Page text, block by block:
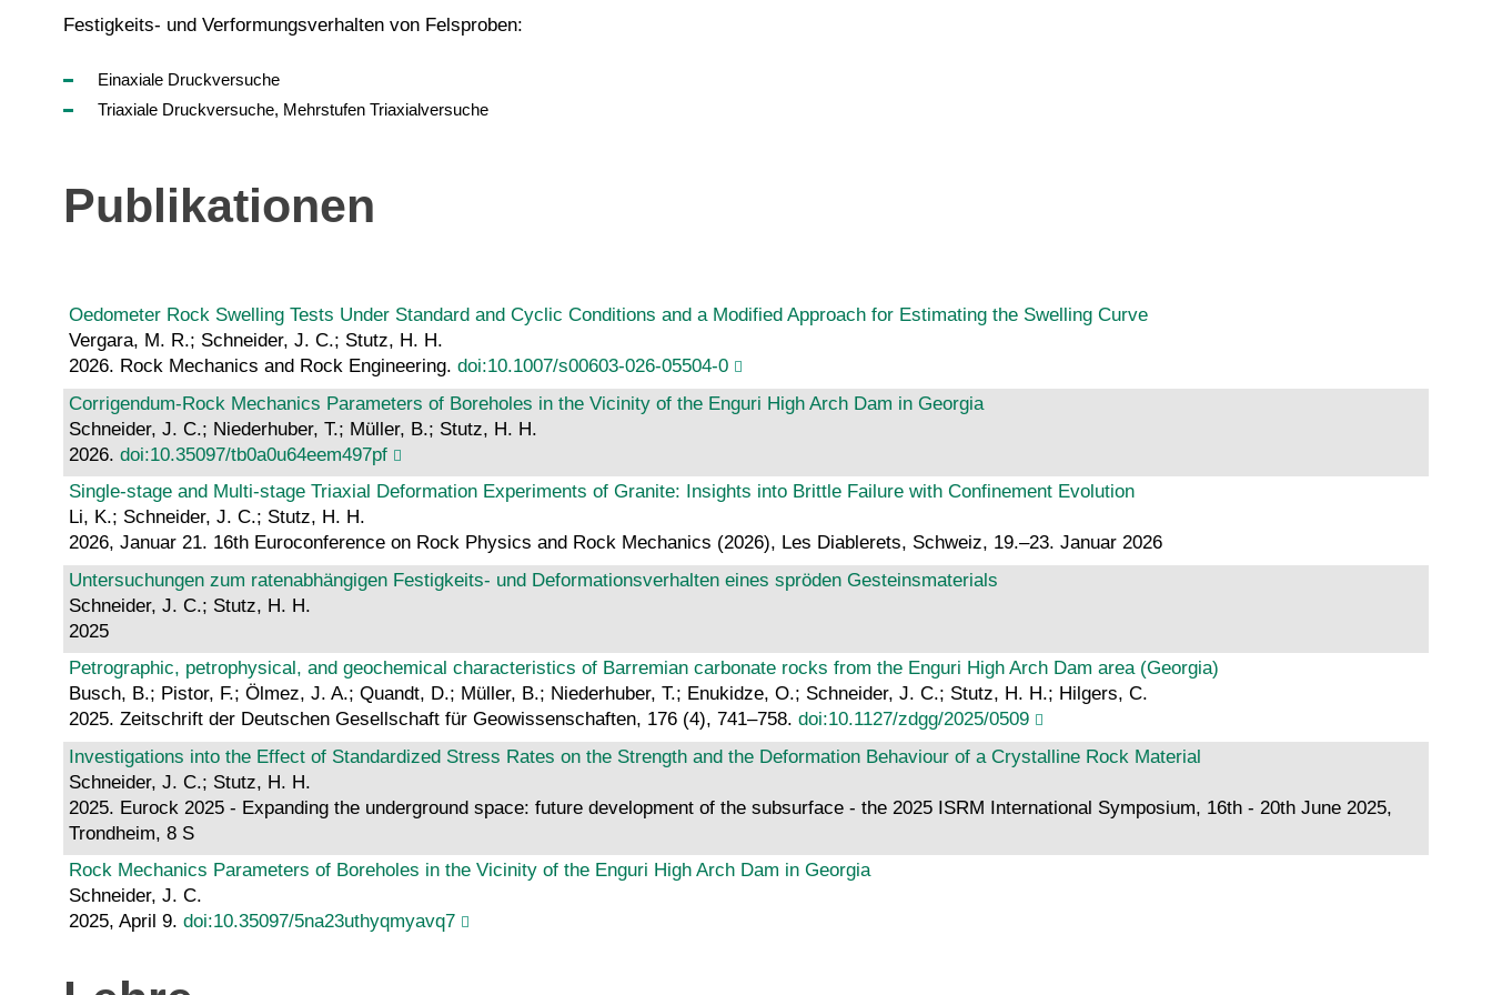
Festigkeits- und Verformungsverhalten von Felsproben:
Einaxiale Druckversuche
Triaxiale Druckversuche, Mehrstufen Triaxialversuche
Publikationen
Oedometer Rock Swelling Tests Under Standard and Cyclic Conditions and a Modified Approach for Estimating the Swelling Curve
Vergara, M. R.; Schneider, J. C.; Stutz, H. H.
2026. Rock Mechanics and Rock Engineering. doi:10.1007/s00603-026-05504-0
Corrigendum-Rock Mechanics Parameters of Boreholes in the Vicinity of the Enguri High Arch Dam in Georgia
Schneider, J. C.; Niederhuber, T.; Müller, B.; Stutz, H. H.
2026. doi:10.35097/tb0a0u64eem497pf
Single-stage and Multi-stage Triaxial Deformation Experiments of Granite: Insights into Brittle Failure with Confinement Evolution
Li, K.; Schneider, J. C.; Stutz, H. H.
2026, Januar 21. 16th Euroconference on Rock Physics and Rock Mechanics (2026), Les Diablerets, Schweiz, 19.–23. Januar 2026
Untersuchungen zum ratenabhängigen Festigkeits- und Deformationsverhalten eines spröden Gesteinsmaterials
Schneider, J. C.; Stutz, H. H.
2025
Petrographic, petrophysical, and geochemical characteristics of Barremian carbonate rocks from the Enguri High Arch Dam area (Georgia)
Busch, B.; Pistor, F.; Ölmez, J. A.; Quandt, D.; Müller, B.; Niederhuber, T.; Enukidze, O.; Schneider, J. C.; Stutz, H. H.; Hilgers, C.
2025. Zeitschrift der Deutschen Gesellschaft für Geowissenschaften, 176 (4), 741–758. doi:10.1127/zdgg/2025/0509
Investigations into the Effect of Standardized Stress Rates on the Strength and the Deformation Behaviour of a Crystalline Rock Material
Schneider, J. C.; Stutz, H. H.
2025. Eurock 2025 - Expanding the underground space: future development of the subsurface - the 2025 ISRM International Symposium, 16th - 20th June 2025,
Trondheim, 8 S
Rock Mechanics Parameters of Boreholes in the Vicinity of the Enguri High Arch Dam in Georgia
Schneider, J. C.
2025, April 9. doi:10.35097/5na23uthyqmyavq7